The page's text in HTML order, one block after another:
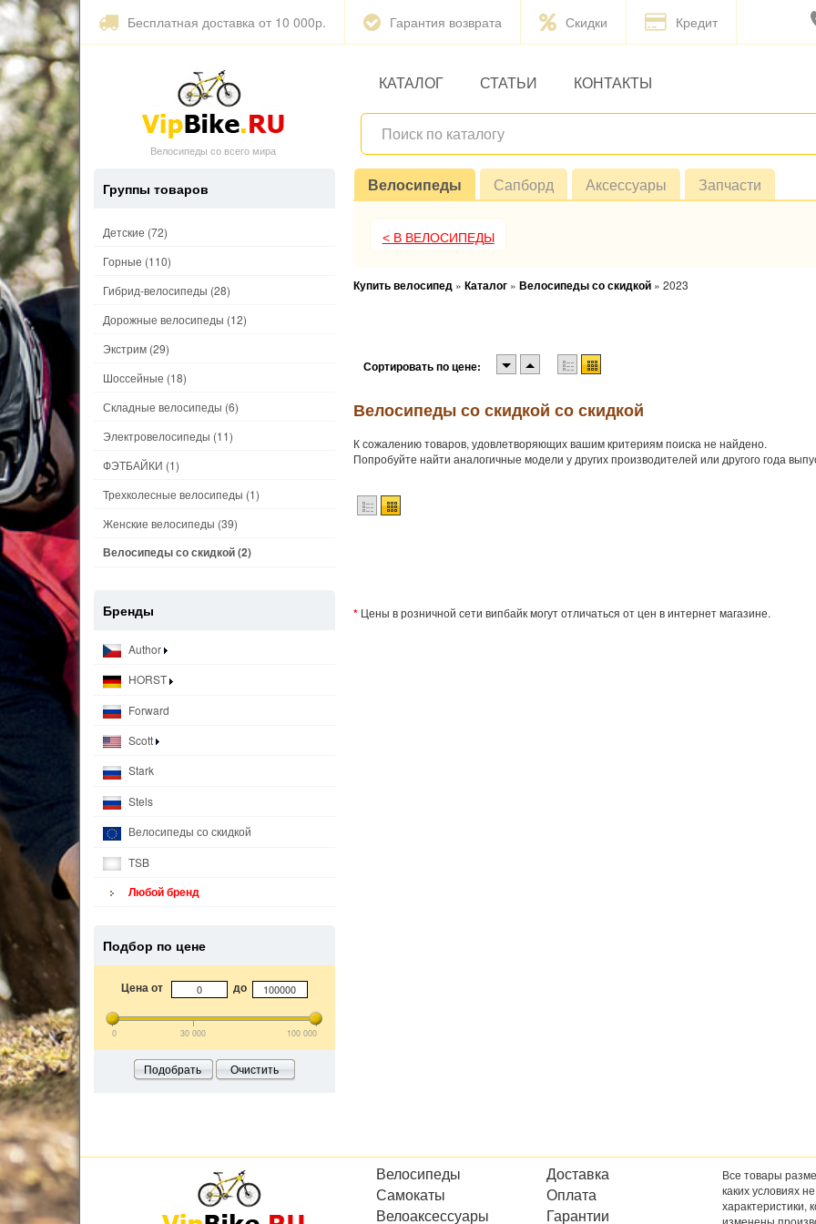
Бесплатная доставка от 10 000р. Гарантия возврата Скидки Кредит
Велосипеды со всего мира
КАТАЛОГ СТАТЬИ КОНТАКТЫ
Велосипеды Сапборд Аксессуары Запчасти
< В ВЕЛОСИПЕДЫ
Купить велосипед » Каталог » Велосипеды со скидкой » 2023
Сортировать по цене:
Велосипеды со скидкой со скидкой
К сожалению товаров, удовлетворяющих вашим критериям поиска не найдено.
Попробуйте найти аналогичные модели у других производителей или другого года
* Цены в розничной сети випбайк могут отличаться от цен в интернет магазине.
Группы товаров
Детские (72)
Горные (110)
Гибрид-велосипеды (28)
Дорожные велосипеды (12)
Экстрим (29)
Шоссейные (18)
Складные велосипеды (6)
Электровелосипеды (11)
ФЭТБАЙКИ (1)
Трехколесные велосипеды (1)
Женские велосипеды (39)
Велосипеды со скидкой(2)
Бренды
Author
HORST
Forward
Scott
Stark
Stels
Велосипеды со скидкой
TSB
Любой бренд
Подбор по цене
Цена от до
0 30 000 100 000
Подобрать Очистить
Велосипеды
Самокаты
Велоаксессуары
Доставка
Оплата
Гарантии
Все товары
каких условиях
характеристики,
изменены